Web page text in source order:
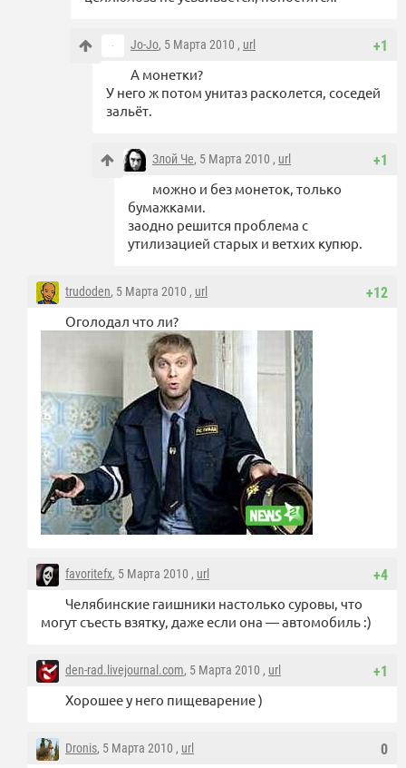
+1
Jo-Jo, 5 Марта 2010 , url
А монетки?
У него ж потом унитаз расколется, соседей
зальёт.
+1
Злой Че, 5 Марта 2010 , url
можно и без монеток, только
бумажками.
заодно решится проблема с
утилизацией старых и ветхих купюр.
+12
trudoden, 5 Марта 2010 , url
Оголодал что ли?
+4
favoritefx, 5 Марта 2010 , url
Челябинские гаишники настолько суровы, что
могут съесть взятку, даже если она — автомобиль :)
+1
den-rad.livejournal.com, 5 Марта 2010 , url
Хорошее у него пищеварение )
0
Dronis, 5 Марта 2010 , url